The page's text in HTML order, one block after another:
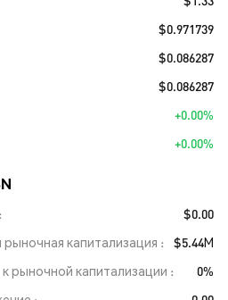
$0.971739
$0.086287
$0.086287
+0.00%
+0.00%
$0.00
капитализация
$5.44M
рыночной капитализации
0%